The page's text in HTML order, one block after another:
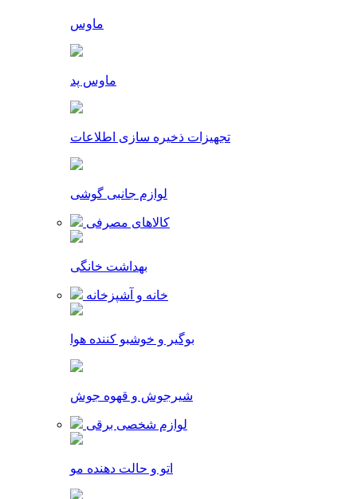
ماوس
ماوس پد
تجهیزات ذخیره سازی اطلاعات
لوازم جانبی گوشی
کالاهای مصرفی
بهداشت خانگی
خانه و آشپزخانه
بوگیر و خوشبو کننده هوا
شیرجوش و قهوه جوش
لوازم شخصی برقی
اتو و حالت دهنده مو